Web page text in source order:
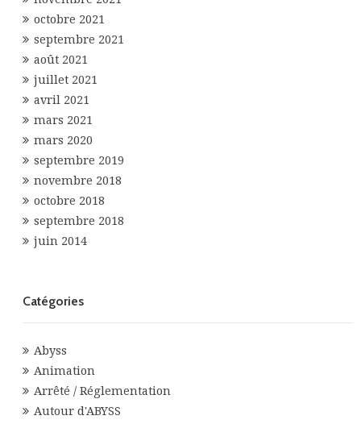
octobre 2021
septembre 2021
août 2021
juillet 2021
avril 2021
mars 2021
mars 2020
septembre 2019
novembre 2018
octobre 2018
septembre 2018
juin 2014
Catégories
Abyss
Animation
Arrêté / Réglementation
Autour d'ABYSS